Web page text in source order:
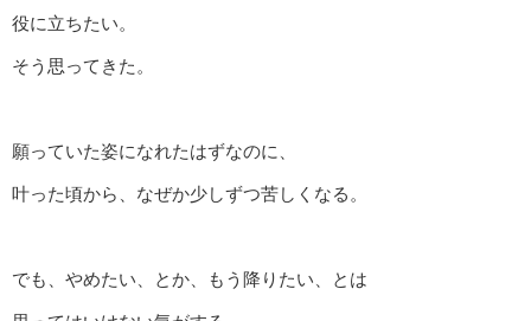
役に立ちたい。
そう思ってきた。
願っていた姿になれたはずなのに、
叶った頃から、なぜか少しずつ苦しくなる。
でも、やめたい、とか、もう降りたい、とは